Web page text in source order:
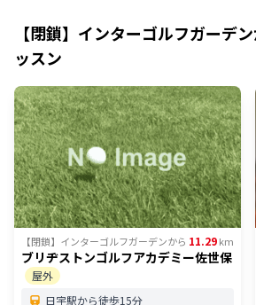
【閉鎖】インターゴルフガーデン
ッスン
【閉鎖】インターゴルフガーデンから 11.29km
ブリヂストンゴルフアカデミー佐世保
屋外
日宇駅から徒歩15分